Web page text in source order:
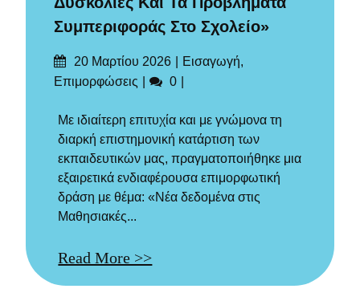
Συμπεριφοράς Στο Σχολείο»
Δημοσιεύτηκε
στις
20 Μαρτίου 2026 Categories
Εισαγωγή,
Επιμορφώσεις
Σχόλια
0
Με ιδιαίτερη επιτυχία και με γνώμονα τη
διαρκή επιστημονική κατάρτιση των
εκπαιδευτικών μας, πραγματοποιήθηκε μια
εξαιρετικά ενδιαφέρουσα επιμορφωτική
δράση με θέμα: «Νέα δεδομένα στις
Μαθησιακές...
Read More >>